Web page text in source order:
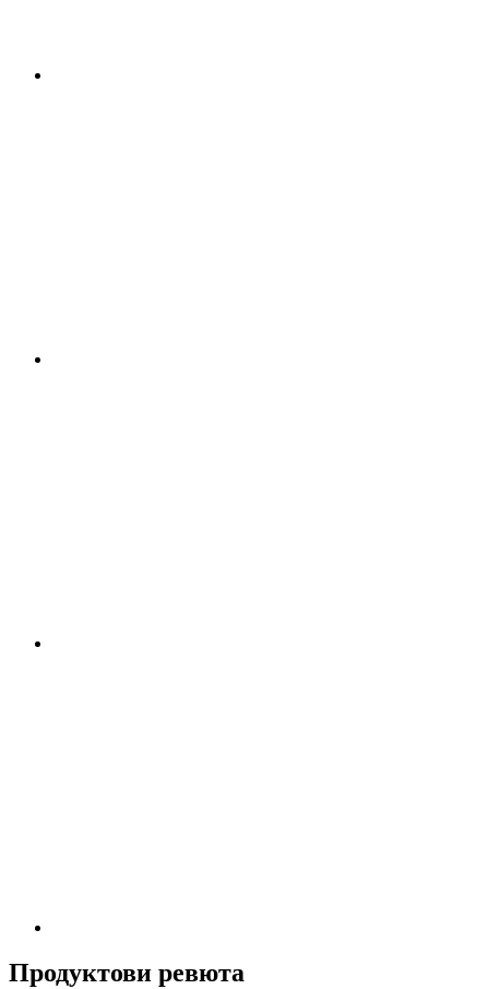
Продуктови ревюта